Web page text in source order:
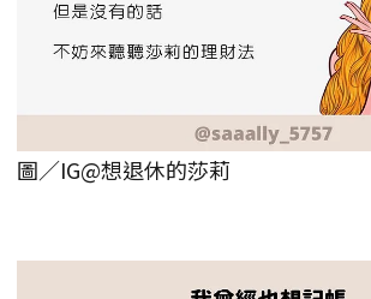
圖／IG@想退休的莎莉